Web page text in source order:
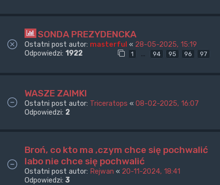
SONDA PREZYDENCKA
Ostatni post autor: masterful « 28-05-2025, 15:19
Odpowiedzi: 1922 1 … 94 95 96 97
WASZE ZAIMKI
Ostatni post autor: Triceratops « 08-02-2025, 16:07
Odpowiedzi: 2
Broń, co kto ma ,czym chce się pochwalić
labo nie chce się pochwalić
Ostatni post autor: Rejwan « 20-11-2024, 18:41
Odpowiedzi: 3